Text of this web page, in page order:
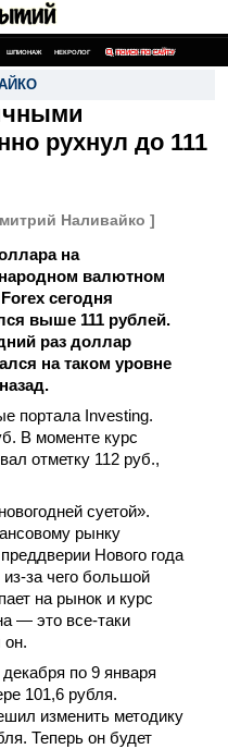
ШПИОНАЖ НЕКРОЛОГ ПОИСК ПО САЙТУ
рухнул до 111
Наливайко ]
на
валютном
сегодня
выше 111 рублей.
раз доллар
на таком уровне
портала Investing.
В моменте курс
отметку 112 руб.,
суетой».
рынку
Нового года
за чего большой
на рынок и курс
— это все-таки
он.
по 9 января
101,6 рубля.
изменить методику
Теперь он будет